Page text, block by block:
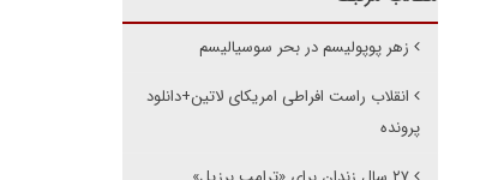
زهر پوپولیسم در بحر سوسیالیسم
انقلاب راست افراطی امریکای لاتین+دانلود
پرونده